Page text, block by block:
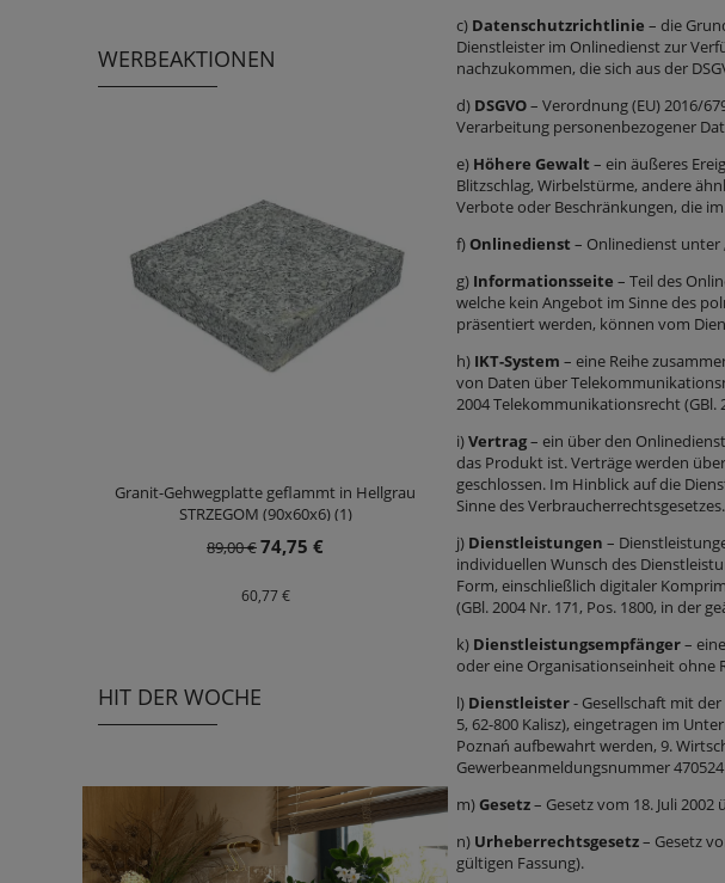
WERBEAKTIONEN
Granit-Gehwegplatte geflammt in Hellgrau
STRZEGOM (90x60x6) (1)
89,00 €74,75 €
60,77 €
HIT DER WOCHE
c) Datenschutzrichtlinie – die
Dienstleister im Onlinedienst zur
nachzukommen, die sich aus der
d) DSGVO– Verordnung (EU) 2016/
Verarbeitung personenbezogener
e) Höhere Gewalt – ein äußeres
Blitzschlag, Wirbelstürme, andere
Verbote oder Beschränkungen, die
f)Onlinedienst – Onlinedienst
g) Informationsseite – Teil des
welche kein Angebot im Sinne des
präsentiert werden, können vom
h) IKT-System – eine Reihe
von Daten über
2004 Telekommunikationsrecht (GBl.
i)Vertrag– ein über den
das Produkt ist. Verträge werden
geschlossen. Im Hinblick auf die
Sinne des Verbraucherrechtsgesetzes.
j) Dienstleistungen –
individuellen Wunsch des
Form, einschließlich digitaler
(GBl. 2004 Nr. 171, Pos. 1800, in der
k) Dienstleistungsempfänger–
oder eine Organisationseinheit ohne
l) Dienstleister- Gesellschaft mit
5, 62-800 Kalisz), eingetragen im
Poznań aufbewahrt werden, 9.
Gewerbeanmeldungsnummer
m)Gesetz– Gesetz vom 18. Juli
n) Urheberrechtsgesetz– Gesetz
gültigen Fassung).